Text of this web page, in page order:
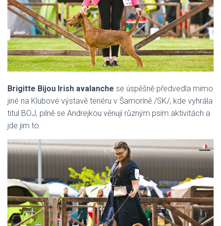
Brigitte Bijou Irish avalanche se úspěšně předvedla mimo
jiné na Klubové výstavě teriéru v Šamoríně /SK/, kde vyhrála
titul BOJ, pilně se Andrejkou věnují různým psím aktivitách a
jde jim to.